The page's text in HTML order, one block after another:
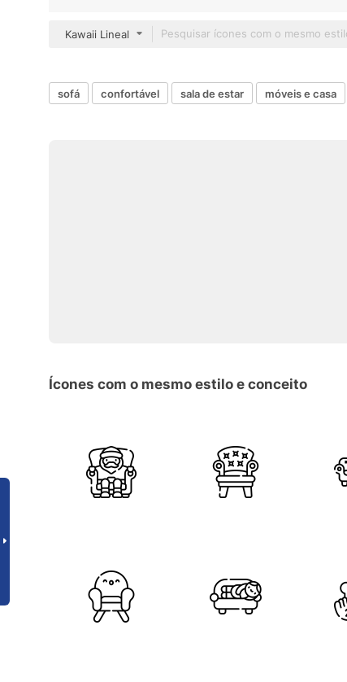
Kawaii Lineal
sofá confortável sala de estar móveis e casa
Ícones com o mesmo estilo e conceito